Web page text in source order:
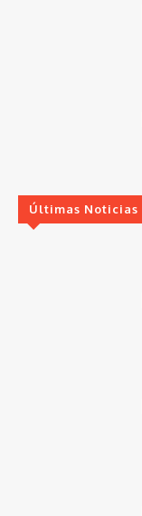
Últimas Noticias